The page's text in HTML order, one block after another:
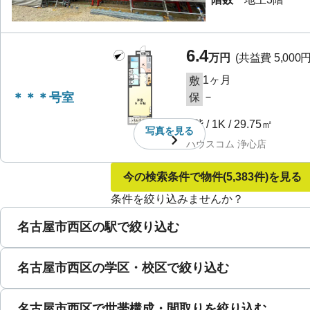
＊＊＊号室
写真を見る
6.4万円 (共益費 5,000円
敷 1ヶ月
保 －
1階/ 1K / 29.75㎡
ハウスコム 浄心店
今の検索条件で物件(5,383件)を見る
条件を絞り込みませんか？
名古屋市西区の駅で絞り込む
名古屋市西区の学区・校区で絞り込む